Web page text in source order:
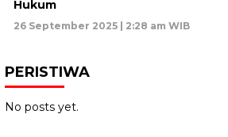
Hukum
26 September 2025 | 2:28 am WIB
PERISTIWA
No posts yet.